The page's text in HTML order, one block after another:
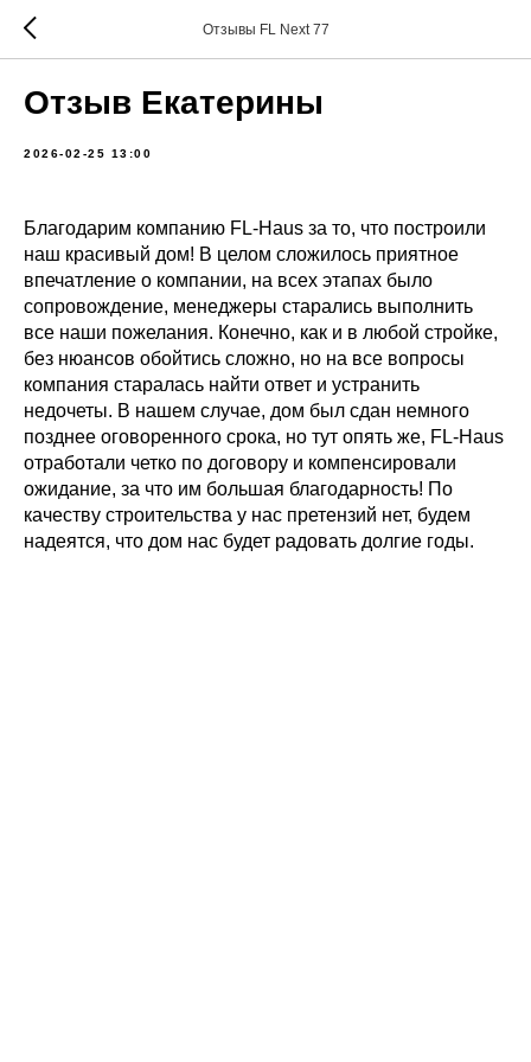
Отзывы FL Next 77
Отзыв Екатерины
2026-02-25 13:00
Благодарим компанию FL-Haus за то, что построили
наш красивый дом! В целом сложилось приятное
впечатление о компании, на всех этапах было
сопровождение, менеджеры старались выполнить
все наши пожелания. Конечно, как и в любой стройке,
без нюансов обойтись сложно, но на все вопросы
компания старалась найти ответ и устранить
недочеты. В нашем случае, дом был сдан немного
позднее оговоренного срока, но тут опять же, FL-Haus
отработали четко по договору и компенсировали
ожидание, за что им большая благодарность! По
качеству строительства у нас претензий нет, будем
надеятся, что дом нас будет радовать долгие годы.